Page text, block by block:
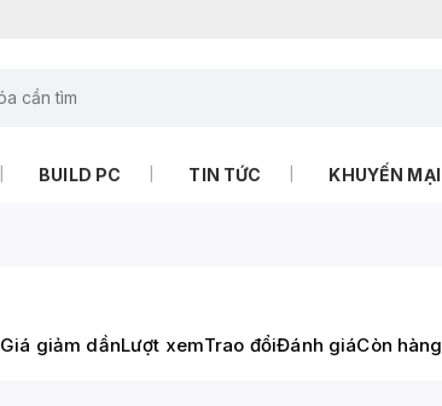
BUILD PC TIN TỨC KHUYẾN MẠI
Giá giảm dầnLượt xemTrao đổiĐánh giáCòn hàng